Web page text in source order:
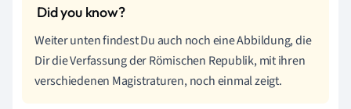
Weiter unten findest Du auch noch eine Abbildung, die
Dir die Verfassung der Römischen Republik, mit ihren
verschiedenen Magistraturen, noch einmal zeigt.